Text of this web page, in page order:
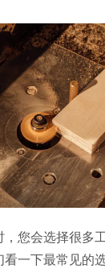
，您会选择很多
一下最常见的